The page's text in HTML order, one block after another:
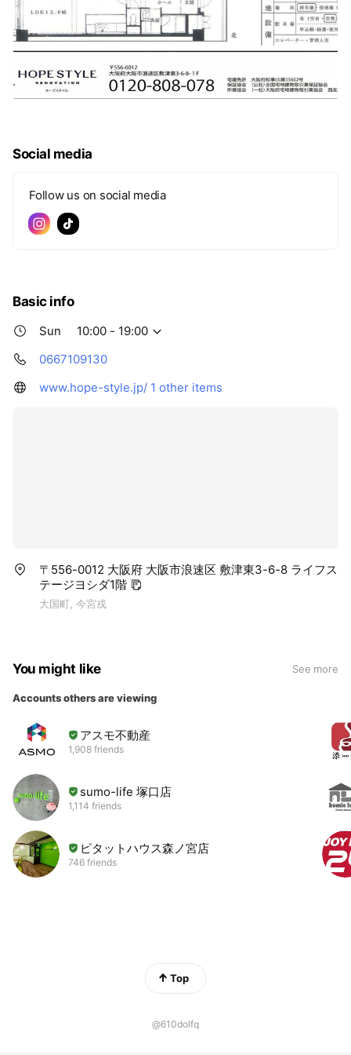
Social media
Follow us on social media
Basic info
Sun
10:00 - 19:00
0667109130
www.hope-style.jp/ 1 other items
〒556-0012 大阪府 大阪市浪速区 敷津東3-6-8 ライフス
テージヨシダ1階
大国町, 今宮戎
You might like See more
Accounts others are viewing
アスモ不動産
1,908 friends
sumo-life 塚口店
1,114 friends
ピタットハウス森ノ宮店
746 friends
Top
@610dolfq